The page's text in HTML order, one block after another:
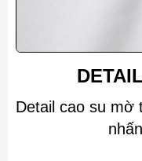
Detail cao su mờ